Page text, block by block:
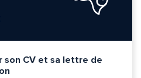
son CV et sa lettre de